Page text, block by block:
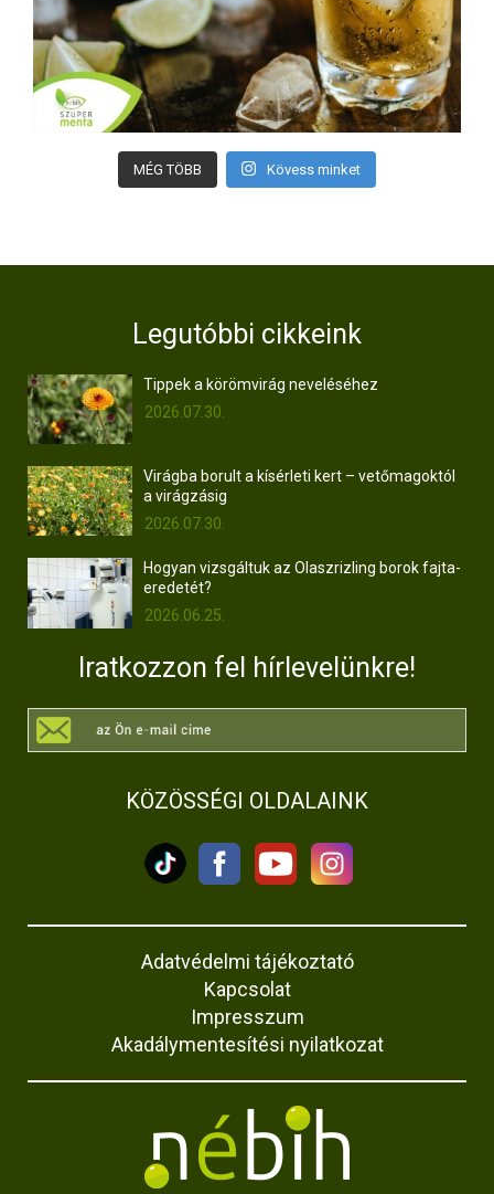
MÉG TÖBB Kövess minket
Legutóbbi cikkeink
Tippek a körömvirág neveléséhez
2026.07.30.
Virágba borult a kísérleti kert – vetőmagoktól
a virágzásig
2026.07.30.
Hogyan vizsgáltuk az Olaszrizling borok fajta-
eredetét?
2026.06.25.
Iratkozzon fel hírlevelünkre!
KÖZÖSSÉGI OLDALAINK
Adatvédelmi tájékoztató
Kapcsolat
Impresszum
Akadálymentesítési nyilatkozat